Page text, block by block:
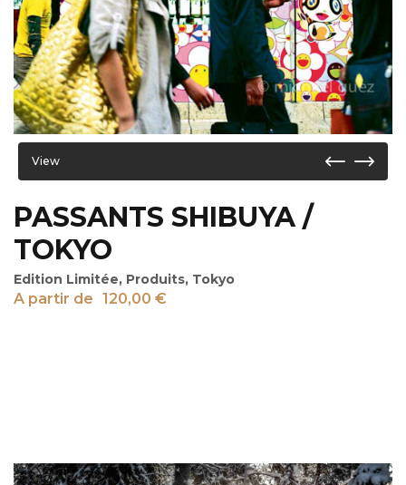
View
PASSANTS SHIBUYA /
TOKYO
Edition Limitée, Produits, Tokyo
A partir de 120,00 €